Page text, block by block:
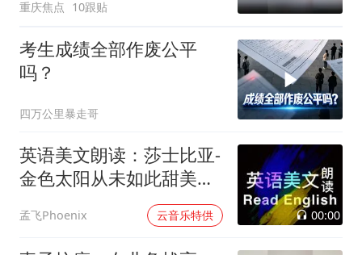
重庆焦点 10跟贴
考生成绩全部作废公平
吗？
四万公里暴走哥
英语美文朗读：莎士比亚-
金色太阳从未如此甜美吻
孟飞Phoenix 云音乐特供 00:00